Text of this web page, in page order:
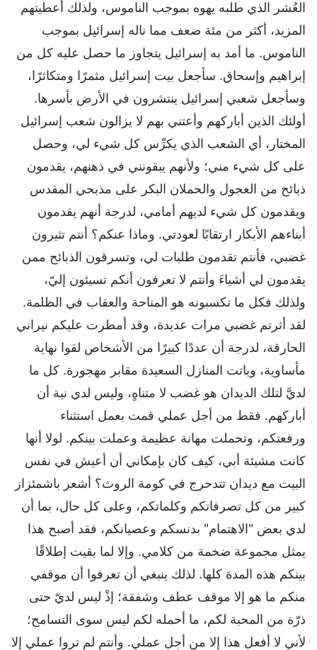
العُشر الذي طلبه يهوه بموجب الناموس، ولذلك أعطيتهم
المزيد، أكثر من مئة ضعف مما ناله إسرائيل بموجب
الناموس. ما أمد به إسرائيل يتجاوز ما حصل عليه كل من
إبراهيم وإسحاق. سأجعل بيت إسرائيل مثمرًا ومتكاثرًا،
وسأجعل شعبي إسرائيل ينتشرون في الأرض بأسرها.
أولئك الذين أباركهم وأعتني بهم لا يزالون شعب إسرائيل
المختار، أي الشعب الذي يكرِّس كل شيء لي، وحصل
على كل شيء مني؛ ولأنهم يبقونني في ذهنهم، يقدمون
ذبائح من العجول والحملان البكر على مذبحي المقدس
ويقدمون كل شيء لديهم أمامي، لدرجة أنهم يقدمون
أبناءهم الأبكار ارتقابًا لعودتي. وماذا عنكم؟ أنتم تثيرون
غضبي، فأنتم تقدمون طلبات لي، وتسرقون الذبائح ممن
يقدمون لي أشياءَ وأنتم لا تعرفون أنكم تسيئون إليّ،
ولذلك فكل ما تكسبونه هو المناحة والعقاب في الظلمة.
لقد أثرتم غضبي مرات عديدة، وقد أمطرت عليكم نيراني
الحارقة، لدرجة أن عددًا كبيرًا من الأشخاص لقوا نهاية
مأساوية، وباتت المنازل السعيدة مقابر مهجورة. كل ما
لديَّ لتلك الديدان هو غضب لا متناهٍ، وليس لدي نية أن
أباركهم. فقط من أجل عملي قمت بعمل استثناء
ورفعتكم، وتحملت مهانة عظيمة وعملت بينكم. لولا أنها
كانت مشيئة أبي، كيف كان بإمكاني أن أعيش في نفس
البيت مع ديدان تتدحرج في كومة الروث؟ أشعر باشمئزاز
كبير من كل تصرفاتكم وكلماتكم، وعلى كل حال، بما أن
لدي بعض "الاهتمام" بدنسكم وعصيانكم، فقد أصبح هذا
يمثل مجموعة ضخمة من كلامي. وإلا لما بقيت إطلاقًا
بينكم هذه المدة كلها. لذلك ينبغي أن تعرفوا أن موقفي
منكم ما هو إلا موقف عطف وشفقة؛ إذْ ليس لديّ حتى
ذرّة من المحبة لكم، ما أحمله لكم ليس سوى التسامح؛
لأني لا أفعل هذا إلا من أجل عملي. وأنتم لم تروا عملي إلا